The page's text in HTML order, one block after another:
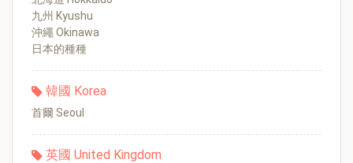
九州 Kyushu
沖繩 Okinawa
日本的種種
韓國 Korea
首爾 Seoul
英國 United Kingdom